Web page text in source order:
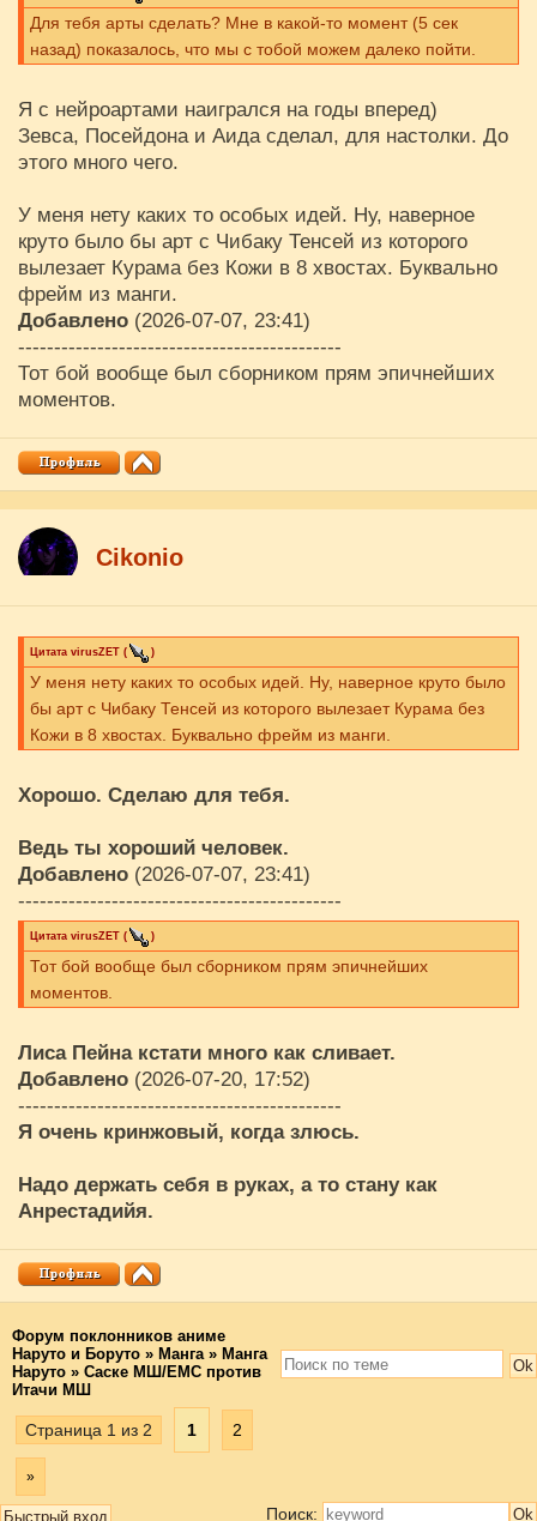
Для тебя арты сделать? Мне в какой-то момент (5 сек
назад) показалось, что мы с тобой можем далеко пойти.
Я с нейроартами наигрался на годы вперед)
Зевса, Посейдона и Аида сделал, для настолки. До
этого много чего.
У меня нету каких то особых идей. Ну, наверное
круто было бы арт с Чибаку Тенсей из которого
вылезает Курама без Кожи в 8 хвостах. Буквально
фрейм из манги.
Добавлено (2026-07-07, 23:41)
---------------------------------------------
Тот бой вообще был сборником прям эпичнейших
моментов.
Cikоnio
Цитата virusZET ( )
У меня нету каких то особых идей. Ну, наверное круто было
бы арт с Чибаку Тенсей из которого вылезает Курама без
Кожи в 8 хвостах. Буквально фрейм из манги.
Хорошо. Сделаю для тебя.
Ведь ты хороший человек.
Добавлено (2026-07-07, 23:41)
---------------------------------------------
Цитата virusZET ( )
Тот бой вообще был сборником прям эпичнейших
моментов.
Лиса Пейна кстати много как сливает.
Добавлено (2026-07-20, 17:52)
---------------------------------------------
Я очень кринжовый, когда злюсь.
Надо держать себя в руках, а то стану как
Анрестадийя.
Форум поклонников аниме
Наруто и Боруто » Манга » Манга
Наруто » Саске МШ/ЕМС против
Итачи МШ
Страница 1 из 2 1 2
»
Поиск: